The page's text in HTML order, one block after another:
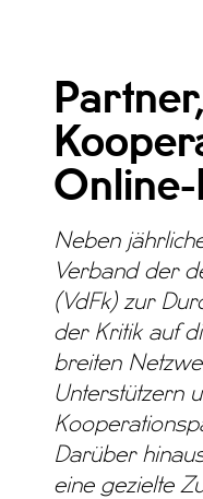
Partner,
Neben
Verband der
(VdFk) zur
der Kritik auf
breiten
Unterstützern
Darüber
eine gezielte